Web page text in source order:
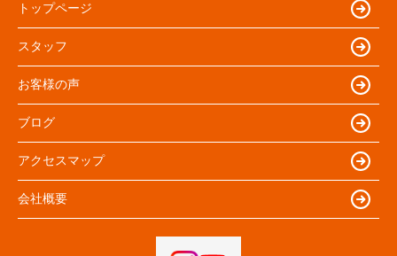
トップページ
スタッフ
お客様の声
ブログ
アクセスマップ
会社概要